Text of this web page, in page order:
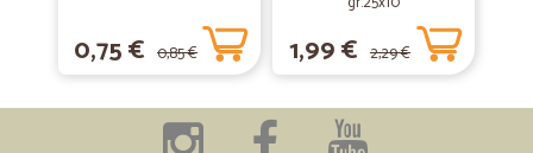
27/08/2019
—Maria lucia R.
Servizio eccellente spedizione …brodo granulare
Servizio eccellente spedizione velocissima
0,75 € 0,85 € 1,99 € 2,29 €